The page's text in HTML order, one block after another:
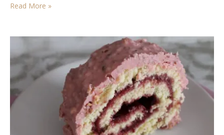
Read More »